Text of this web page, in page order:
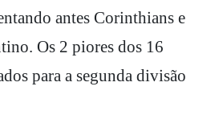
antes Corinthians e
Os 2 piores dos 16
para a segunda divisão